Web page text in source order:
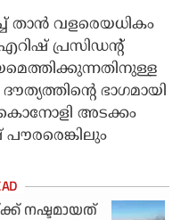
താന്‍ വളരെയധികം
പ്രസിഡന്റ്
ഭാഗമായി
കൊനോളി അടക്കം
നഷ്ടമായത്